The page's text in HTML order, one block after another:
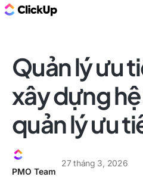
Quản lý ưu
xây dựng
quản lý ưu
PMO Team
27 tháng 3, 2026